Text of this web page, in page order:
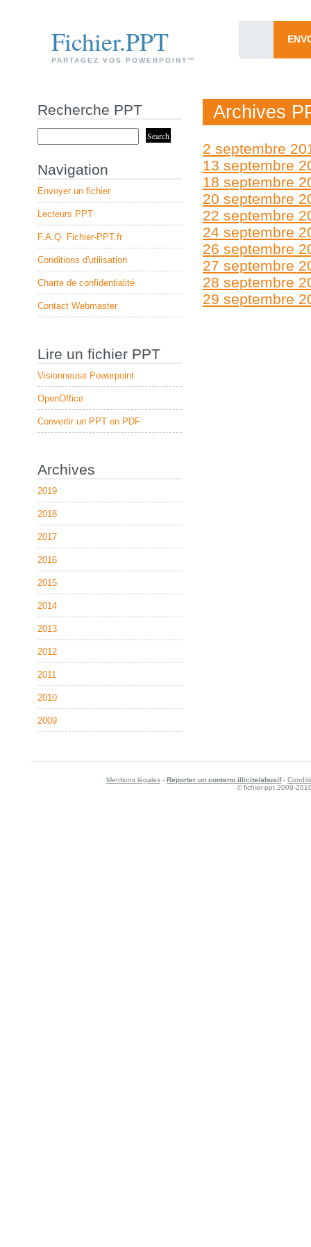
Fichier.PPT
PARTAGEZ VOS POWERPOINT™
Archives
2 septembre
13 septembre
18 septembre
20 septembre
22 septembre
24 septembre
26 septembre
27 septembre
28 septembre
29 septembre
Recherche PPT
Navigation
Envoyer un fichier
Lecteurs PPT
F.A.Q. Fichier-PPT.fr
Conditions d'utilisation
Charte de confidentialité
Contact Webmaster
Lire un fichier PPT
Visionneuse Powerpoint
OpenOffice
Convertir un PPT en PDF
Archives
2019
2018
2017
2016
2015
2014
2013
2012
2011
2010
2009
Mentions légales - Reporter un contenu illicite/abusif-
© fichier-ppt 2009-